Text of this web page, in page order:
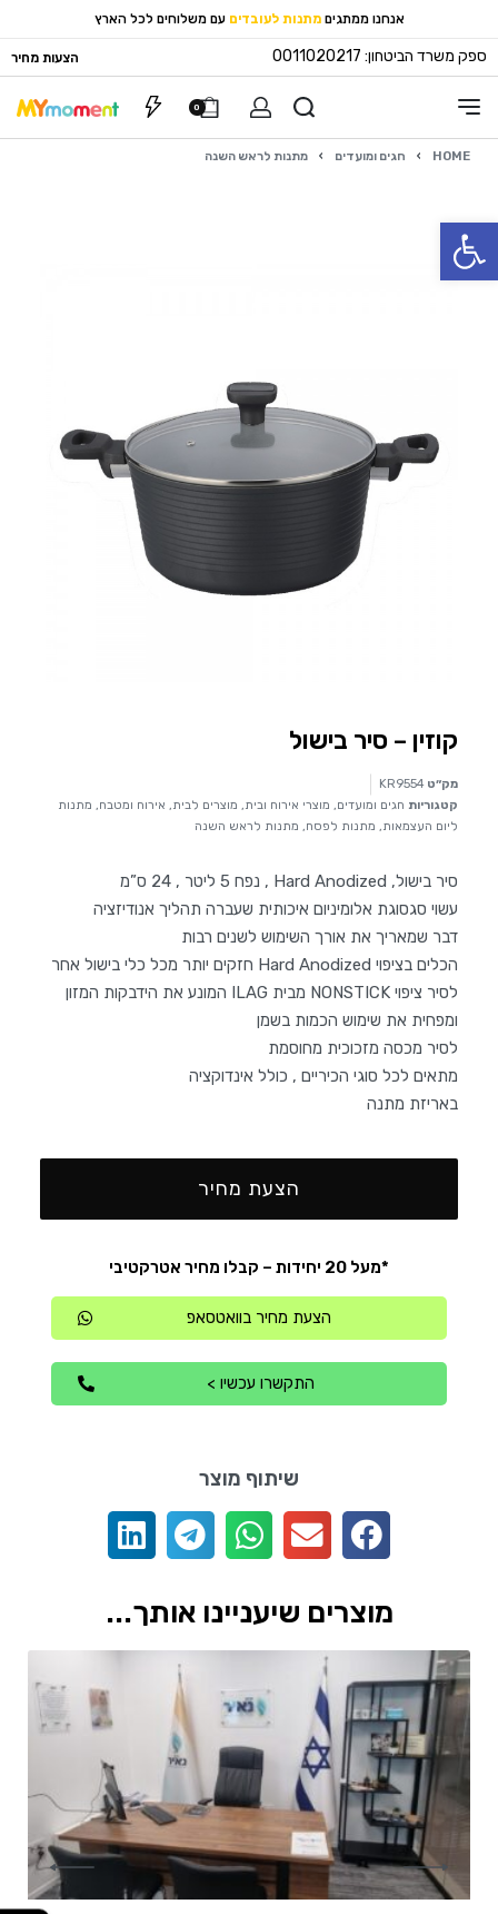
פתח סרגל נגישות
אנחנו ממתגים מתנות לעובדים עם משלוחים לכל הארץ
ספק משרד הביטחון: 0011020217 הצעות מחיר
0
HOME
› חגים ומועדים › מתנות לראש השנה
קוזין – סיר בישול
מק״ט KR9554
קטגוריות חגים ומועדים, מוצרי אירוח ובית, מוצרים לבית, אירוח ומטבח, מתנות
ליום העצמאות, מתנות לפסח, מתנות לראש השנה
סיר בישול, Hard Anodized , נפח 5 ליטר , 24 ס”מ
עשוי סגסוגת אלומיניום איכותית שעברה תהליך אנודיזציה
דבר שמאריך את אורך השימוש לשנים רבות
הכלים בציפוי Hard Anodized חזקים יותר מכל כלי בישול אחר
לסיר ציפוי NONSTICK מבית ILAG המונע את הידבקות המזון
ומפחית את שימוש הכמות בשמן
לסיר מכסה מזכוכית מחוסמת
מתאים לכל סוגי הכיריים , כולל אינדוקציה
באריזת מתנה
הצעת מחיר
*מעל 20 יחידות – קבלו מחיר אטרקטיבי
הצעת מחיר בוואטסאפ
התקשרו עכשיו >
שיתוף מוצר
מוצרים שיעניינו אותך...